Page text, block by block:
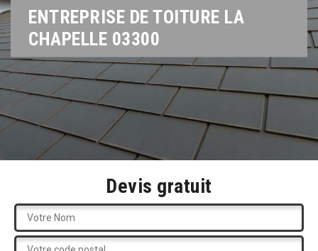
ENTREPRISE DE TOITURE LA
CHAPELLE 03300
Devis gratuit